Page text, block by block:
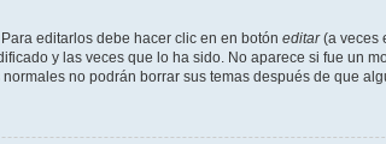
editarlos debe hacer clic en en botón editar(a veces
y las veces que lo ha sido. No aparece si fue un
no podrán borrar sus temas después de que